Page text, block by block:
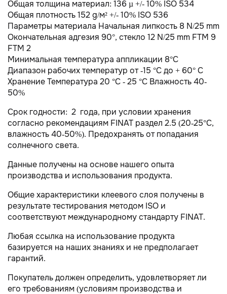
Общая толщина материал: 136 µ +/- 10% ISO 534
Общая плотность 152 g/м² +/- 10% ISO 536
Параметры материала Начальная липкость 8 N/25 mm
Окончательная адгезия 90°, стекло 12 N/25 mm FTM 9
FTM 2
Минимальная температура аппликации 8°C
Диапазон рабочих температур от -15 °C до + 60° C
Хранение Температура 20 °C - 25 °C Влажность 40-
50%
Срок годности: 2 года, при условии хранения
согласно рекомендациям FINAT раздел 2.5 (20-25°С,
влажность 40-50%). Предохранять от попадания
солнечного света.
Данные получены на основе нашего опыта
производства и использования продукта.
Общие характеристики клеевого слоя получены в
результате тестирования методом ISO и
соответствуют международному стандарту FINAT.
Любая ссылка на использование продукта
базируется на наших знаниях и не предполагает
гарантий.
Покупатель должен определить, удовлетворяет ли
его требованиям (условиям производства и